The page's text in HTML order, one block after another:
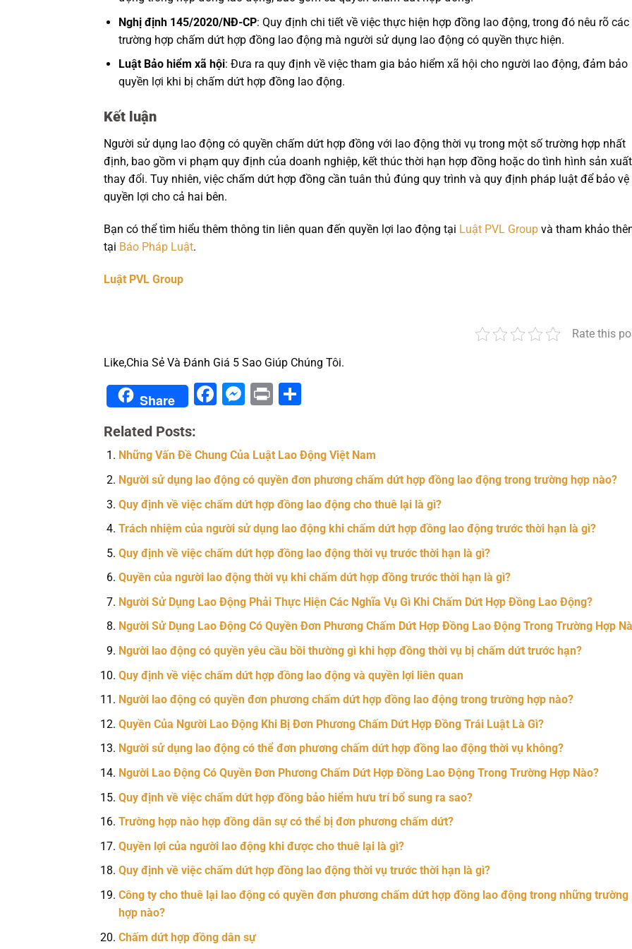
Nghị định 145/2020/NĐ-CP: Quy định chi tiết về việc thực hiện hợp đồng lao động, trong đó nêu rõ các
trường hợp chấm dứt hợp đồng lao động mà người sử dụng lao động có quyền thực hiện.
Luật Bảo hiểm xã hội: Đưa ra quy định về việc tham gia bảo hiểm xã hội cho người lao động, đảm bảo
quyền lợi khi bị chấm dứt hợp đồng lao động.
Kết luận
Người sử dụng lao động có quyền chấm dứt hợp đồng với lao động thời vụ trong một số trường hợp nhất
định, bao gồm vi phạm quy định của doanh nghiệp, kết thúc thời hạn hợp đồng hoặc do tình hình sản xuất
thay đổi. Tuy nhiên, việc chấm dứt hợp đồng cần tuân thủ đúng quy trình và quy định pháp luật để bảo vệ
quyền lợi cho cả hai bên.
Bạn có thể tìm hiểu thêm thông tin liên quan đến quyền lợi lao động tại Luật PVL Group và tham khảo
tại Báo Pháp Luật.
Luật PVL Group
Rate this
Like,Chia Sẻ Và Đánh Giá 5 Sao Giúp Chúng Tôi.
Share Facebook
Messenger
Print
Related Posts:
Những Vấn Đề Chung Của Luật Lao Động Việt Nam
Người sử dụng lao động có quyền đơn phương chấm dứt hợp đồng lao động trong trường hợp nào?
Quy định về việc chấm dứt hợp đồng lao động cho thuê lại là gì?
Trách nhiệm của người sử dụng lao động khi chấm dứt hợp đồng lao động trước thời hạn là gì?
Quy định về việc chấm dứt hợp đồng lao động thời vụ trước thời hạn là gì?
Quyền của người lao động thời vụ khi chấm dứt hợp đồng trước thời hạn là gì?
Người Sử Dụng Lao Động Phải Thực Hiện Các Nghĩa Vụ Gì Khi Chấm Dứt Hợp Đồng Lao Động?
Người Sử Dụng Lao Động Có Quyền Đơn Phương Chấm Dứt Hợp Đồng Lao Động Trong Trường Hợp
Người lao động có quyền yêu cầu bồi thường gì khi hợp đồng thời vụ bị chấm dứt trước hạn?
Quy định về việc chấm dứt hợp đồng lao động và quyền lợi liên quan
Người lao động có quyền đơn phương chấm dứt hợp đồng lao động trong trường hợp nào?
Quyền Của Người Lao Động Khi Bị Đơn Phương Chấm Dứt Hợp Đồng Trái Luật Là Gì?
Người sử dụng lao động có thể đơn phương chấm dứt hợp đồng lao động thời vụ không?
Người Lao Động Có Quyền Đơn Phương Chấm Dứt Hợp Đồng Lao Động Trong Trường Hợp Nào?
Quy định về việc chấm dứt hợp đồng bảo hiểm hưu trí bổ sung ra sao?
Trường hợp nào hợp đồng dân sự có thể bị đơn phương chấm dứt?
Quyền lợi của người lao động khi được cho thuê lại là gì?
Quy định về việc chấm dứt hợp đồng lao động thời vụ trước thời hạn là gì?
Công ty cho thuê lại lao động có quyền đơn phương chấm dứt hợp đồng lao động trong những trường
hợp nào?
Chấm dứt hợp đồng dân sự